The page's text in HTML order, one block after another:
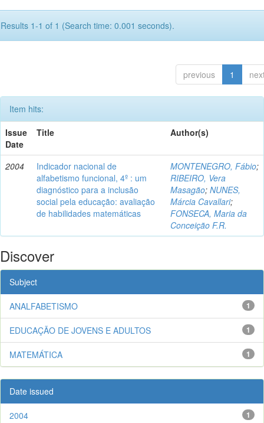
Results 1-1 of 1 (Search time: 0.001 seconds).
previous 1
Item hits:
Issue
Date
Title Author(s)
2004
Indicador nacional de
alfabetismo funcional, 4º : um
diagnóstico para a inclusão
social pela educação: avaliação
de habilidades matemáticas
MONTENEGRO, Fábio;
RIBEIRO, Vera
Masagão; NUNES,
Márcia Cavallari;
FONSECA, Maria da
Conceição F.R.
Discover
Subject
1
ANALFABETISMO
1
EDUCAÇÃO DE JOVENS E ADULTOS
1
MATEMÁTICA
Date issued
1
2004